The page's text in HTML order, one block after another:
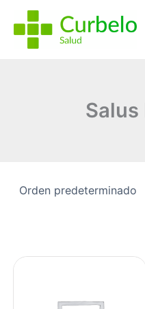
contenido
Salus